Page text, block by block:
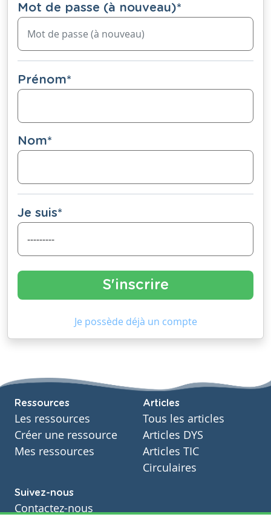
Mot de passe (à nouveau)*
Prénom*
Nom*
Je suis*
Je possède déjà un compte
Ressources
Les ressources
Créer une ressource
Mes ressources
Articles
Tous les articles
Articles DYS
Articles TIC
Circulaires
Suivez-nous
Contactez-nous